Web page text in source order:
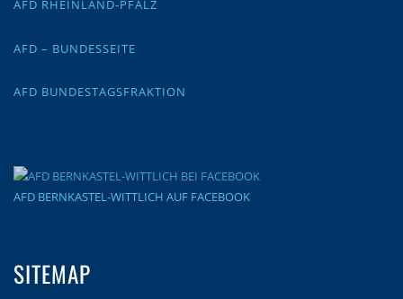
AFD RHEINLAND-PFALZ
AFD – BUNDESSEITE
AFD BUNDESTAGSFRAKTION
AFD BERNKASTEL-WITTLICH AUF FACEBOOK
SITEMAP